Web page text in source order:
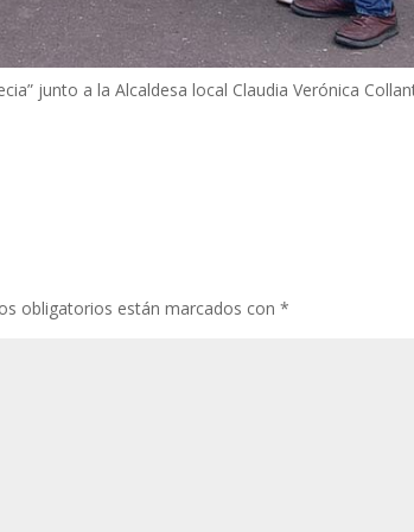
junto a la Alcaldesa local Claudia Verónica
obligatorios están marcados con*